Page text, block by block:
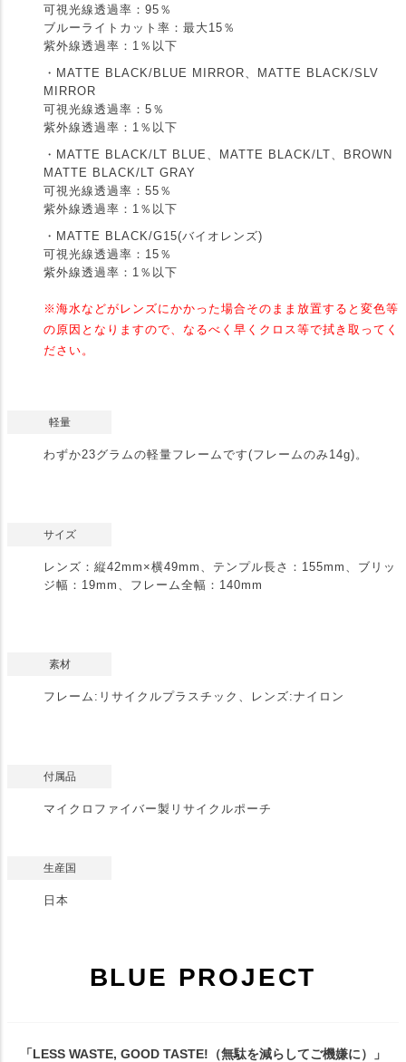
可視光線透過率：95％
ブルーライトカット率：最大15％
紫外線透過率：1％以下
・MATTE BLACK/BLUE MIRROR、MATTE BLACK/SLV
MIRROR
可視光線透過率：5％
紫外線透過率：1％以下
・MATTE BLACK/LT BLUE、MATTE BLACK/LT、BROWN
MATTE BLACK/LT GRAY
可視光線透過率：55％
紫外線透過率：1％以下
・MATTE BLACK/G15(バイオレンズ)
可視光線透過率：15％
紫外線透過率：1％以下
※海水などがレンズにかかった場合そのまま放置すると変色等
の原因となりますので、なるべく早くクロス等で拭き取ってく
ださい。
軽量
わずか23グラムの軽量フレームです(フレームのみ14g)。
サイズ
レンズ：縦42mm×横49mm、テンプル長さ：155mm、ブリッ
ジ幅：19mm、フレーム全幅：140mm
素材
フレーム:リサイクルプラスチック、レンズ:ナイロン
付属品
マイクロファイバー製リサイクルポーチ
生産国
日本
BLUE PROJECT
「LESS WASTE, GOOD TASTE!（無駄を減らしてご機嫌に）」